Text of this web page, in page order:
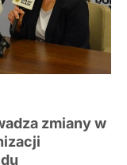
zmiany w